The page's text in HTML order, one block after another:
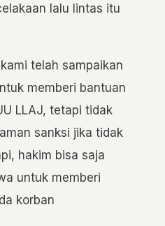
lalu lintas itu
telah sampaikan
memberi bantuan
LLAJ, tetapi tidak
sanksi jika tidak
hakim bisa saja
untuk memberi
korban